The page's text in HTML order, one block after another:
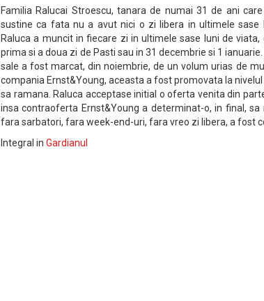
Familia Ralucai Stroescu, tanara de numai 31 de ani
sustine ca fata nu a avut nici o zi libera in ultimele
Raluca a muncit in fiecare zi in ultimele sase luni de
prima si a doua zi de Pasti sau in 31 decembrie si 1
sale a fost marcat, din noiembrie, de un volum urias de
compania Ernst&Young, aceasta a fost promovata la
sa ramana. Raluca acceptase initial o oferta venita din
insa contraoferta Ernst&Young a determinat-o, in final,
fara sarbatori, fara week-end-uri, fara vreo zi libera, a fost
Integral in Gardianul